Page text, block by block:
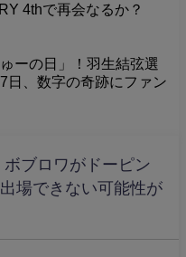
4thで再会なるか？
ーの日」！羽生結弦選
日、数字の奇跡にファン
ブロワがドーピン
場できない可能性が